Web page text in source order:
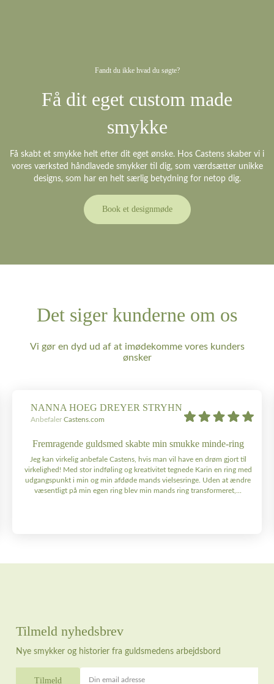
Fandt du ikke hvad du søgte?
Få dit eget custom made
smykke
Få skabt et smykke helt efter dit eget ønske. Hos Castens skaber vi i
vores værksted håndlavede smykker til dig, som værdsætter unikke
designs, som har en helt særlig betydning for netop dig.
Book et designmøde
Det siger kunderne om os
Vi gør en dyd ud af at imødekomme vores kunders
ønsker
NANNA HOEG DREYER STRYHN
Anbefaler Castens.com
Fremragende guldsmed skabte min smukke minde-ring
Jeg kan virkelig anbefale Castens, hvis man vil have en drøm gjort til
virkelighed! Med stor indføling og kreativitet tegnede Karin en ring med
udgangspunkt i min og min afdøde mands vielsesringe. Uden at ændre
væsentligt på min egen ring blev min mands ring transformeret,...
Tilmeld nyhedsbrev
Nye smykker og historier fra guldsmedens arbejdsbord
Din email adresse